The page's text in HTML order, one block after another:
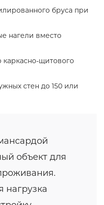
бруса при
нагели вместо
каркасно‑щитового
стен до 150 или
объект для
нагрузка